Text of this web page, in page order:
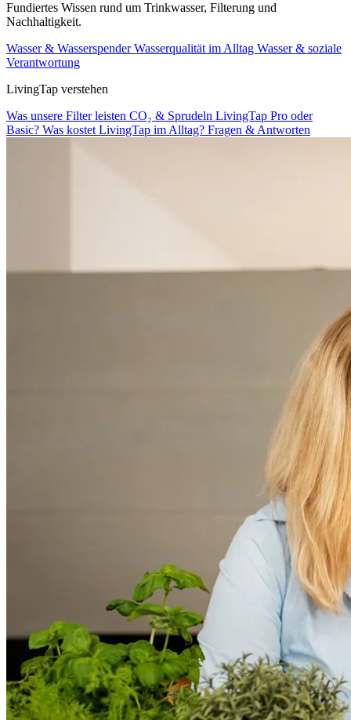
Fundiertes Wissen rund um Trinkwasser, Filterung und
Nachhaltigkeit.
Wasser & WasserspenderWasserqualität im Alltag Wasser & soziale
Verantwortung
LivingTap verstehen
Was unsere Filter leisten CO₂ & Sprudeln LivingTap Pro oder
Basic? Was kostet LivingTap im Alltag? Fragen & Antworten